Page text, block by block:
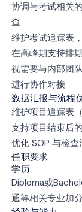
协调与考试相关
查
维护考试追踪表
在高峰期支持排
视需要与内部团
进行协作对接
数据汇报与流程
维护项目追踪表
支持项目结束后
优化 SOP 与检
任职要求
学历
Diploma或
通等相关专业加分